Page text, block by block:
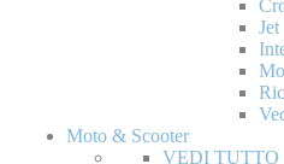
Jet
Moto & Scooter
VEDI TUTTO